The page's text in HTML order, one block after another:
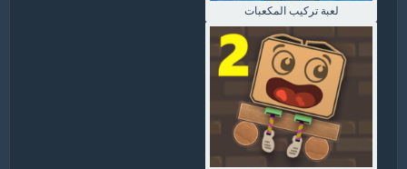
لعبة تركيب المكعبات